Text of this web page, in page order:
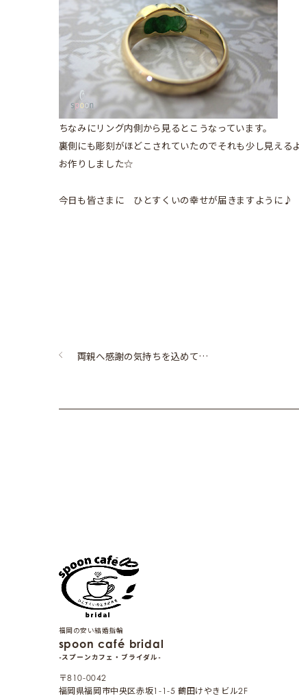
ちなみにリング内側から見るとこうなっています。
裏側にも彫刻がほどこされていたのでそれも少し見える
お作りしました☆
今日も皆さまに ひとすくいの幸せが届きますように♪
両親へ感謝の気持ちを込めて…
福岡の安い結婚指輪
spoon café bridal
-スプーンカフェ・ブライダル-
〒810-0042
福岡県福岡市中央区赤坂1-1-5 鶴田けやきビル2F